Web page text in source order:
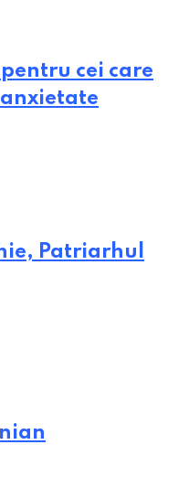
cei care
Patriarhul